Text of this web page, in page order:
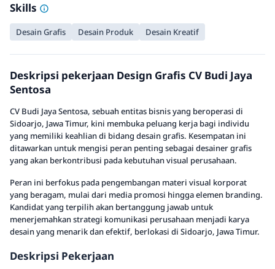
Skills
Desain Grafis Desain Produk Desain Kreatif
Deskripsi pekerjaan Design Grafis CV Budi Jaya
Sentosa
CV Budi Jaya Sentosa, sebuah entitas bisnis yang beroperasi di
Sidoarjo, Jawa Timur, kini membuka peluang kerja bagi individu
yang memiliki keahlian di bidang desain grafis. Kesempatan ini
ditawarkan untuk mengisi peran penting sebagai desainer grafis
yang akan berkontribusi pada kebutuhan visual perusahaan.
Peran ini berfokus pada pengembangan materi visual korporat
yang beragam, mulai dari media promosi hingga elemen branding.
Kandidat yang terpilih akan bertanggung jawab untuk
menerjemahkan strategi komunikasi perusahaan menjadi karya
desain yang menarik dan efektif, berlokasi di Sidoarjo, Jawa Timur.
Deskripsi Pekerjaan